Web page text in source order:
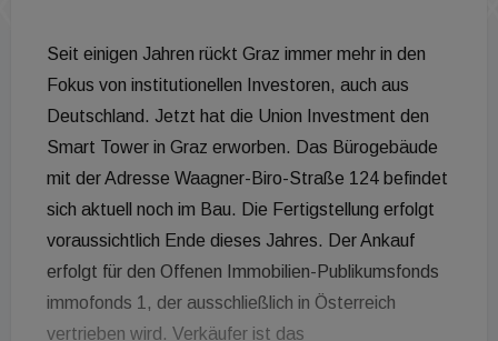
Seit einigen Jahren rückt Graz immer mehr in den
Fokus von institutionellen Investoren, auch aus
Deutschland. Jetzt hat die Union Investment den
Smart Tower in Graz erworben. Das Bürogebäude
mit der Adresse Waagner-Biro-Straße 124 befindet
sich aktuell noch im Bau. Die Fertigstellung erfolgt
voraussichtlich Ende dieses Jahres. Der Ankauf
erfolgt für den Offenen Immobilien-Publikumsfonds
immofonds 1, der ausschließlich in Österreich
vertrieben wird. Verkäufer ist das